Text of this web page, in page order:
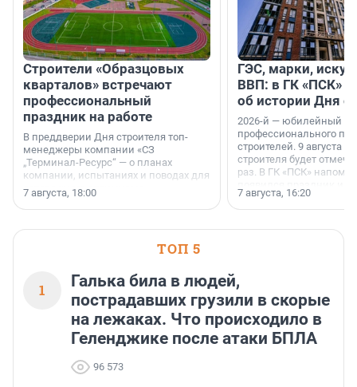
Строители «Образцовых
кварталов» встречают
профессиональный
праздник на работе
В преддверии Дня строителя топ-
менеджеры компании «СЗ
„Терминал-Ресурс“ — о планах
компании, испытаниях и поводах для
осторожного оптимизма.
7 августа, 18:00
ГЭС, марки,
ВВП: в ГК «ПСК»
об истории Дня
2026-й — юбилейный
профессионального
строителей. 9 августа
строителя будет
раз. В ГК «ПСК»
поменялась роль
7 августа, 16:20
ТОП 5
1
Галька била в людей,
пострадавших грузили в скорые
на лежаках. Что происходило в
Геленджике после атаки БПЛА
96 573